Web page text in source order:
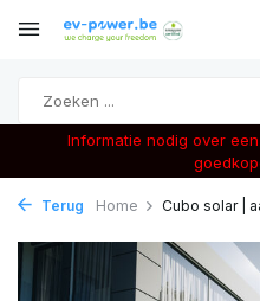
Informatie nodig over
Terug Home Cubo solar |